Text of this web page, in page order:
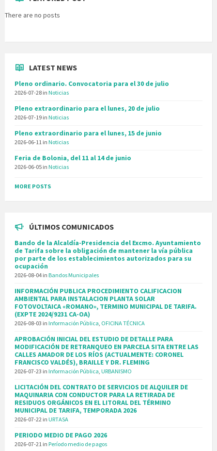
There are no posts
LATEST NEWS
Pleno ordinario. Convocatoria para el 30 de julio
2026-07-28 in Noticias
Pleno extraordinario para el lunes, 20 de julio
2026-07-19 in Noticias
Pleno extraordinario para el lunes, 15 de junio
2026-06-11 in Noticias
Feria de Bolonia, del 11 al 14 de junio
2026-06-05 in Noticias
MORE POSTS
ÚLTIMOS COMUNICADOS
Bando de la Alcaldía-Presidencia del Excmo. Ayuntamiento
de Tarifa sobre la obligación de mantener la vía pública
por parte de los establecimientos autorizados para su
ocupación
2026-08-04 in Bandos Municipales
INFORMACIÓN PUBLICA PROCEDIMIENTO CALIFICACION
AMBIENTAL PARA INSTALACION PLANTA SOLAR
FOTOVOLTAICA «ROMANO», TERMINO MUNICIPAL DE TARIFA.
(EXPTE 2024/9231 CA-OA)
2026-08-03 in Información Pública, OFICINA TÉCNICA
APROBACIÓN INICIAL DEL ESTUDIO DE DETALLE PARA
MODIFICACIÓN DE RETRANQUEO EN PARCELA SITA ENTRE LAS
CALLES AMADOR DE LOS RÍOS (ACTUALMENTE: CORONEL
FRANCISCO VALDÉS), BRAILLE Y DR. FLEMING
2026-07-23 in Información Pública, URBANISMO
LICITACIÓN DEL CONTRATO DE SERVICIOS DE ALQUILER DE
MAQUINARIA CON CONDUCTOR PARA LA RETIRADA DE
RESIDUOS ORGÁNICOS EN EL LITORAL DEL TÉRMINO
MUNICIPAL DE TARIFA, TEMPORADA 2026
2026-07-22 in URTASA
PERIODO MEDIO DE PAGO 2026
2026-07-21 in Período medio de pagos